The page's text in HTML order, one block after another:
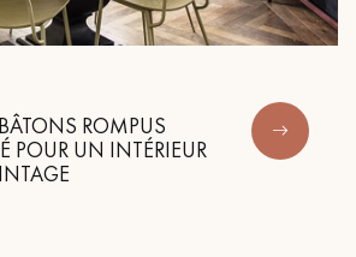
un devis gratuit !
ROMPUS
POUR UN INTÉRIEUR